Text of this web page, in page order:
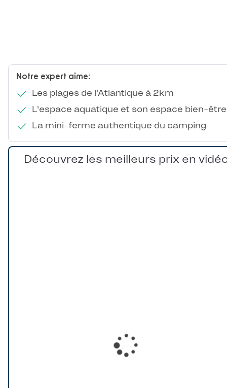
Notre expert aime:
Les plages de l'Atlantique à 2km
L'espace aquatique et son espace bien-être
La mini-ferme authentique du camping
Découvrez les meilleurs prix en